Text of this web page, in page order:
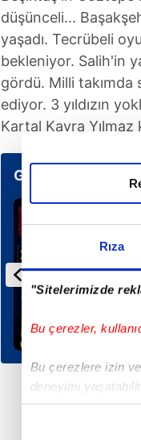
Rıza
"Sitelerimizde
Bu çerezler,
Bu çerezlere izin
deneyimi
içerikleri
düşünceli...
yaşadı. Tecrübeli
bekleniyor. Salih'in
gördü. Milli
ediyor. 3 yıldızın
Kartal Kayra Yılmaz
Günün Manşetleri